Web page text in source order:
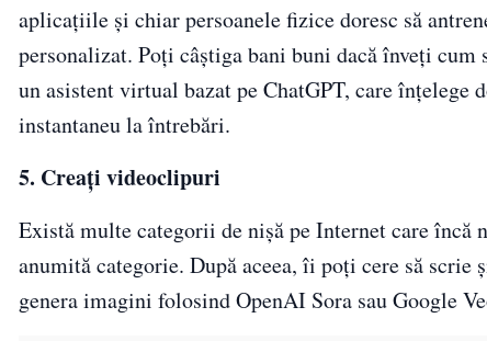
aplicațiile și chiar persoanele fizice doresc să
personalizat. Poți câștiga bani buni dacă înveți
un asistent virtual bazat pe ChatGPT, care
instantaneu la întrebări.
5. Creați videoclipuri
Există multe categorii de nișă pe Internet care încă
anumită categorie. După aceea, îi poți cere să
genera imagini folosind OpenAI Sora sau Google